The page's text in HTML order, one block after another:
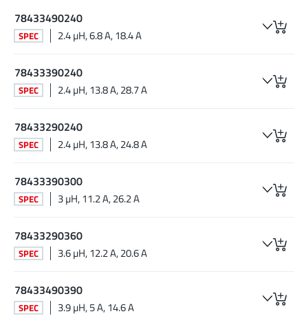
78433490240
SPEC 2.4 µH, 6.8 A, 18.4 A
78433390240
SPEC 2.4 µH, 13.8 A, 28.7 A
78433290240
SPEC 2.4 µH, 13.8 A, 24.8 A
78433390300
SPEC 3 µH, 11.2 A, 26.2 A
78433290360
SPEC 3.6 µH, 12.2 A, 20.6 A
78433490390
SPEC 3.9 µH, 5 A, 14.6 A